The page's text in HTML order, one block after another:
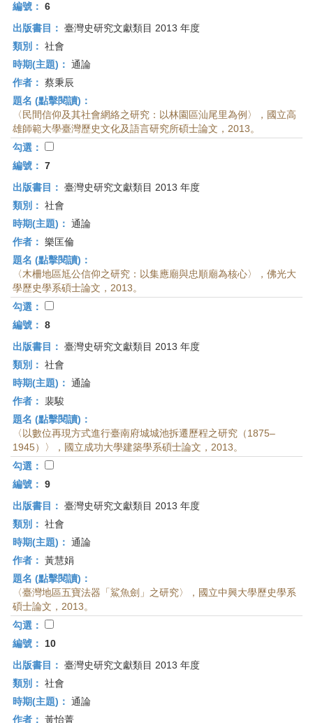
編號： 6
出版書目： 臺灣史研究文獻類目 2013 年度
類別： 社會
時期(主題)： 通論
作者： 蔡秉辰
題名 (點擊閱讀)：
〈民間信仰及其社會網絡之研究：以林園區汕尾里為例〉，國立高
雄師範大學臺灣歷史文化及語言研究所碩士論文，2013。
勾選：
編號： 7
出版書目： 臺灣史研究文獻類目 2013 年度
類別： 社會
時期(主題)： 通論
作者： 樂匡倫
題名 (點擊閱讀)：
〈木柵地區尪公信仰之研究：以集應廟與忠順廟為核心〉，佛光大
學歷史學系碩士論文，2013。
勾選：
編號： 8
出版書目： 臺灣史研究文獻類目 2013 年度
類別： 社會
時期(主題)： 通論
作者：
裴駿
題名 (點擊閱讀)：
〈以數位再現方式進行臺南府城城池拆遷歷程之研究（1875–
1945）〉，國立成功大學建築學系碩士論文，2013。
勾選：
編號： 9
出版書目： 臺灣史研究文獻類目 2013 年度
類別： 社會
時期(主題)： 通論
作者： 黃慧娟
題名 (點擊閱讀)：
〈臺灣地區五寶法器「鯊魚劍」之研究〉，國立中興大學歷史學系
碩士論文，2013。
勾選：
編號：
10
出版書目： 臺灣史研究文獻類目 2013 年度
類別： 社會
時期(主題)： 通論
作者： 黃怡菁